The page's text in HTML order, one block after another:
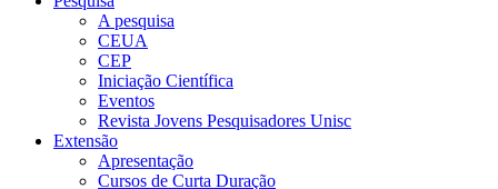
A pesquisa
CEUA
CEP
Iniciação Científica
Eventos
Revista Jovens Pesquisadores Unisc
Extensão
Apresentação
Cursos de Curta Duração